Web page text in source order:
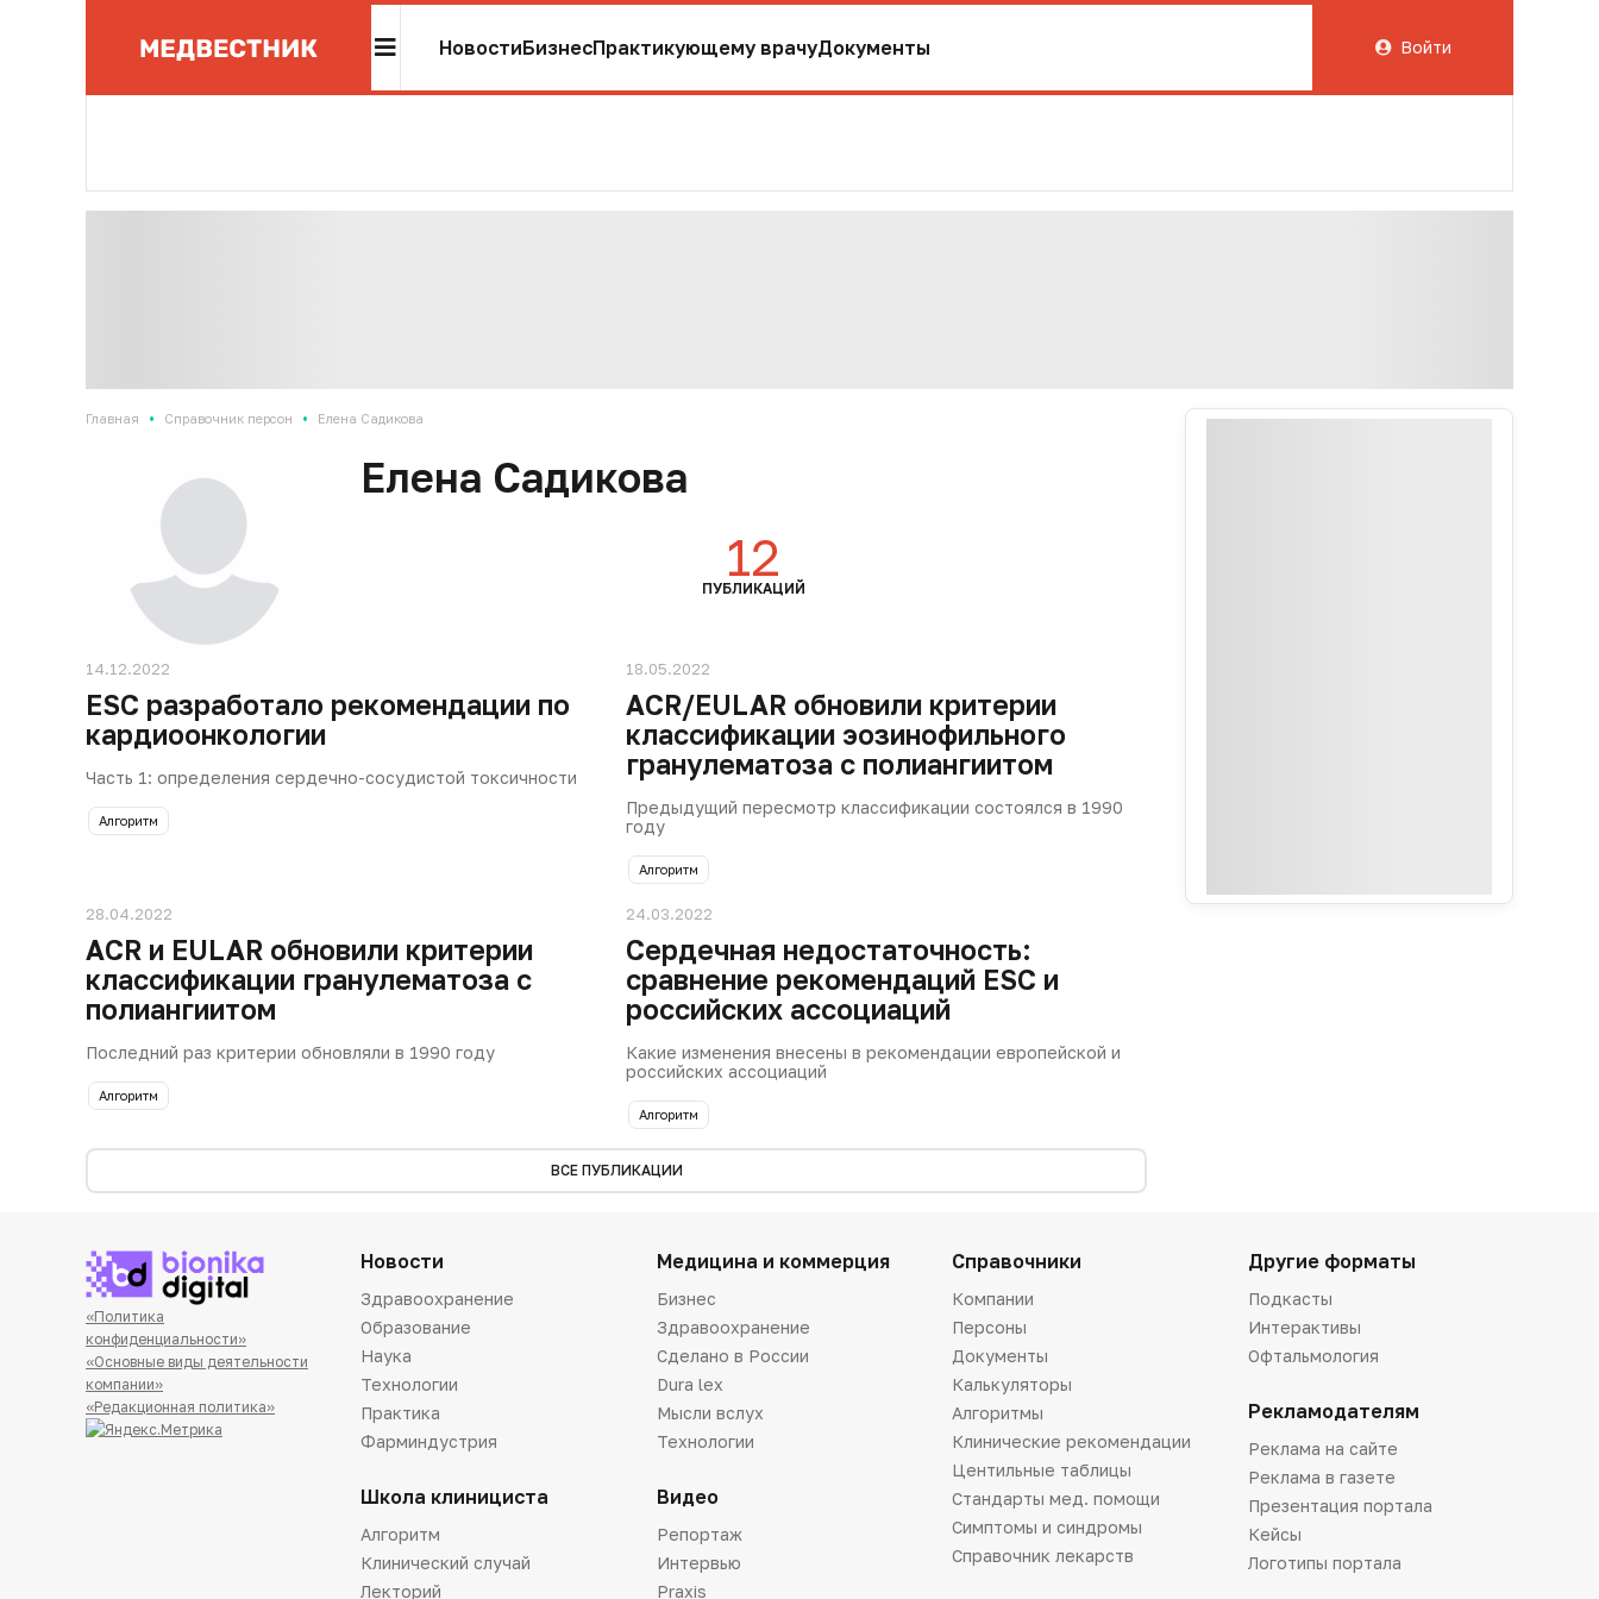
НовостиБизнесПрактикующему врачуДокументы Войти
Главная • Справочник персон • Елена Садикова
Елена Садикова
12
ПУБЛИКАЦИЙ
14.12.2022
ESC разработало рекомендации по
кардиоонкологии
Часть 1: определения сердечно-сосудистой токсичности
Алгоритм
18.05.2022
ACR/EULAR обновили критерии
классификации эозинофильного
гранулематоза с полиангиитом
Предыдущий пересмотр классификации состоялся в 1990
году
Алгоритм
28.04.2022
ACR и EULAR обновили критерии
классификации гранулематоза с
полиангиитом
Последний раз критерии обновляли в 1990 году
Алгоритм
24.03.2022
Сердечная недостаточность:
сравнение рекомендаций ESC и
российских ассоциаций
Какие изменения внесены в рекомендации европейской и
российских ассоциаций
Алгоритм
ВСЕ ПУБЛИКАЦИИ
«Политика
конфиденциальности»
«Основные виды деятельности
компании»
«Редакционная политика»
Новости
Здравоохранение
Образование
Наука
Технологии
Практика
Фарминдустрия
Школа клинициста
Алгоритм
Клинический случай
Лекторий
Медицина и коммерция
Бизнес
Здравоохранение
Сделано в России
Dura lex
Мысли вслух
Технологии
Видео
Репортаж
Интервью
Praxis
Справочники
Компании
Персоны
Документы
Калькуляторы
Алгоритмы
Клинические рекомендации
Центильные таблицы
Стандарты мед. помощи
Симптомы и синдромы
Справочник лекарств
Другие форматы
Подкасты
Интерактивы
Офтальмология
Рекламодателям
Реклама на сайте
Реклама в газете
Презентация портала
Кейсы
Логотипы портала